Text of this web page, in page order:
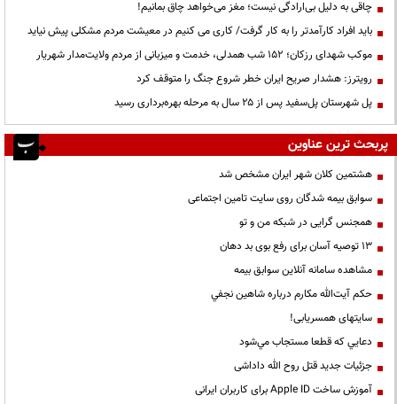
چاقی به دلیل بی‌ارادگی نیست؛ مغز می‌خواهد چاق بمانیم!
باید افراد کارآمدتر را به کار گرفت/ کاری می کنیم در معیشت مردم مشکلی پیش نیاید
موکب شهدای رزکان؛ ۱۵۲ شب همدلی، خدمت و میزبانی از مردم ولایت‌مدار شهریار
رویترز: هشدار صریح ایران خطر شروع جنگ را متوقف کرد
پل شهرستان پل‌سفید پس از ۲۵ سال به مرحله بهره‌برداری رسید
پربحث ترین عناوین
هشتمین کلان شهر ایران مشخص شد
سوابق بیمه شدگان روی سایت تامین اجتماعی
همجنس گرایی در شبکه من و تو
13 توصیه آسان برای رفع بوی بد دهان
مشاهده سامانه آنلاين سوابق بیمه
حكم آيت‌الله مكارم درباره شاهين نجفي
سایتهای همسریابی!
دعايي كه قطعا مستجاب مي‌شود
جزئیات جدید قتل روح الله داداشی
آموزش ساخت Apple ID برای کاربران ایرانی